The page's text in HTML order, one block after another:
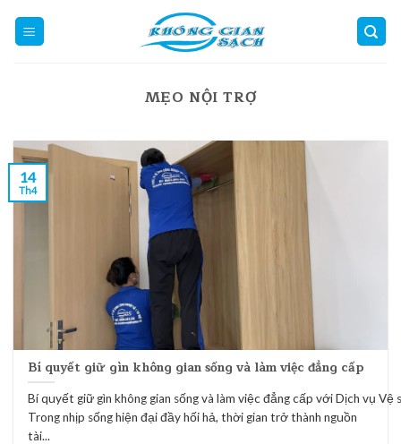
MẸO NỘI TRỢ
Bí quyết giữ gìn không gian sống và làm việc đẳng cấp
Bí quyết giữ gìn không gian sống và làm việc đẳng cấp với Dịch vụ Vệ
Trong nhịp sống hiện đại đầy hối hả, thời gian trở thành nguồn
tài...
14
Th4